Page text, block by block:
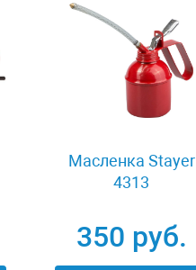
Масленка Stayer
4313
350 руб.